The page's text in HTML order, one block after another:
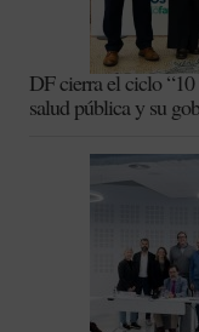
DF cierra el ciclo “10
salud pública y su